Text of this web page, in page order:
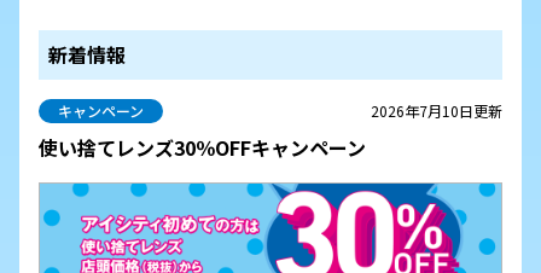
新着情報
キャンペーン 2026年7月10日更新
使い捨てレンズ30％OFFキャンペーン